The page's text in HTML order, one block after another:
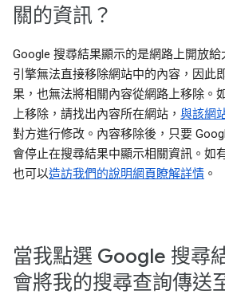
關的資訊？
Google 搜尋結果顯示的是網路上開放
引擎無法直接移除網站中的內容，因此
果，也無法將相關內容從網路上移除。
上移除，請找出內容所在網站， 與該網
對方進行修改。內容移除後，只要
會停止在搜尋結果中顯示相關資訊。如
也可以造訪我們的說明網頁瞭解詳情 。
當我點選 Google 搜尋
會將我的搜尋查詢傳送